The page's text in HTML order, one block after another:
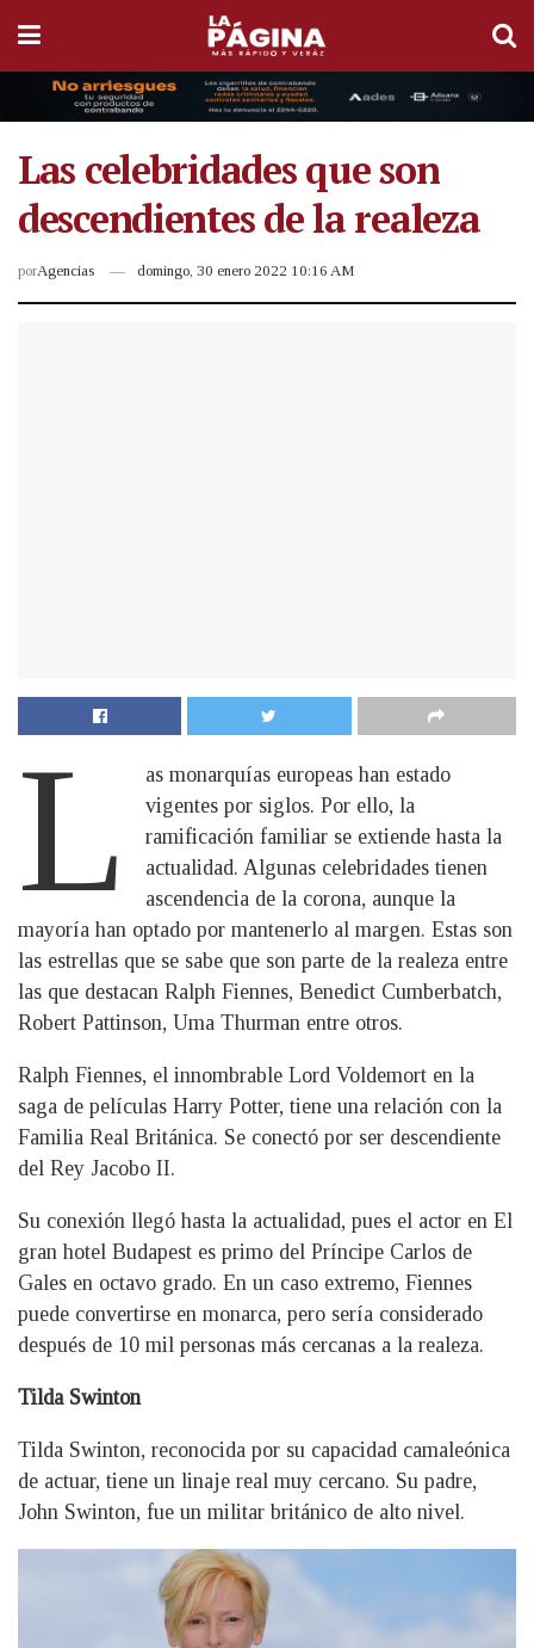
Las celebridades que son
descendientes de la realeza
porAgencias domingo, 30 enero 2022 10:16 AM
L
as monarquías europeas han estado
vigentes por siglos. Por ello, la
ramificación familiar se extiende hasta la
actualidad. Algunas celebridades tienen
ascendencia de la corona, aunque la
mayoría han optado por mantenerlo al margen. Estas son
las estrellas que se sabe que son parte de la realeza entre
las que destacan Ralph Fiennes, Benedict Cumberbatch,
Robert Pattinson, Uma Thurman entre otros.
Ralph Fiennes, el innombrable Lord Voldemort en la
saga de películas Harry Potter, tiene una relación con la
Familia Real Británica. Se conectó por ser descendiente
del Rey Jacobo II.
Su conexión llegó hasta la actualidad, pues el actor en El
gran hotel Budapest es primo del Príncipe Carlos de
Gales en octavo grado. En un caso extremo, Fiennes
puede convertirse en monarca, pero sería considerado
después de 10 mil personas más cercanas a la realeza.
Tilda Swinton
Tilda Swinton, reconocida por su capacidad camaleónica
de actuar, tiene un linaje real muy cercano. Su padre,
John Swinton, fue un militar británico de alto nivel.